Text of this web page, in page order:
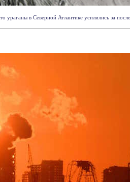
ураганы в Северной Атлантике усилились за